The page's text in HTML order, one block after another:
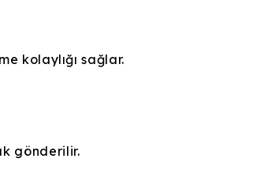
kolaylığı sağlar.
gönderilir.